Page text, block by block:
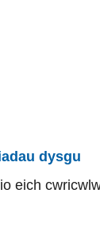
dysgu
eich